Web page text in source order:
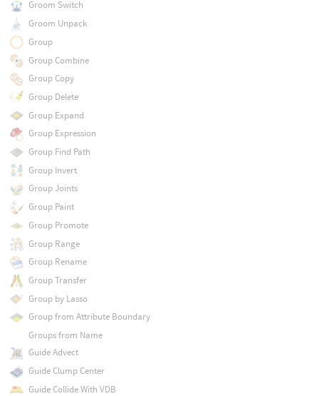
Groom Switch
Groom Unpack
Group
Group Combine
Group Copy
Group Delete
Group Expand
Group Expression
Group Find Path
Group Invert
Group Joints
Group Paint
Group Promote
Group Range
Group Rename
Group Transfer
Group by Lasso
Group from Attribute Boundary
Groups from Name
Guide Advect
Guide Clump Center
Guide Collide With VDB